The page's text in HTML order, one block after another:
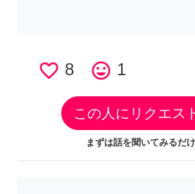
favorite_border 8 tag_faces 1
この人にリクエス
まずは話を聞いてみるだ